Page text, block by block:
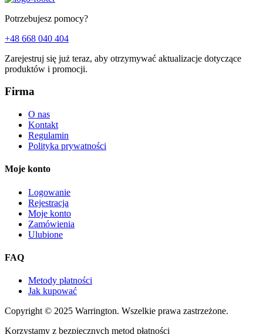
Potrzebujesz pomocy?
+48 668 040 404
Zarejestruj się już teraz, aby otrzymywać aktualizacje dotyczące
produktów i promocji.
Firma
O nas
Kontakt
Regulamin
Polityka prywatności
Moje konto
Logowanie
Rejestracja
Moje konto
Zamówienia
Ulubione
FAQ
Metody płatności
Jak kupować
Copyright © 2025 Warrington. Wszelkie prawa zastrzeżone.
Korzystamy z bezpiecznych metod płatności